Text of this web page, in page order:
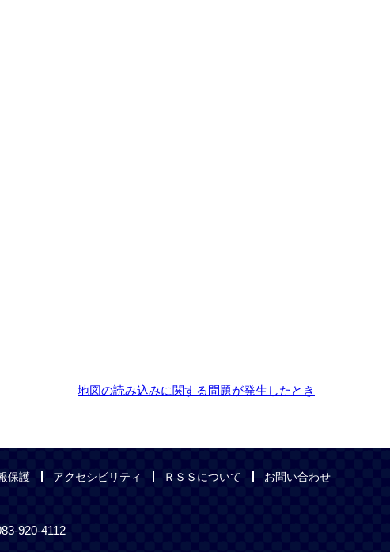
地図の読み込みに関する問題が発生したとき
保護 アクセシビリティ ＲＳＳについて お問い合わせ
920-4112